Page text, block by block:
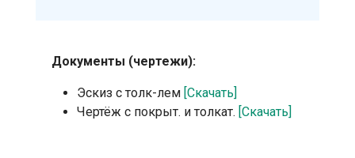
Документы (чертежи):
Эскиз с толк-лем [Скачать]
Чертёж с покрыт. и толкат. [Скачать]